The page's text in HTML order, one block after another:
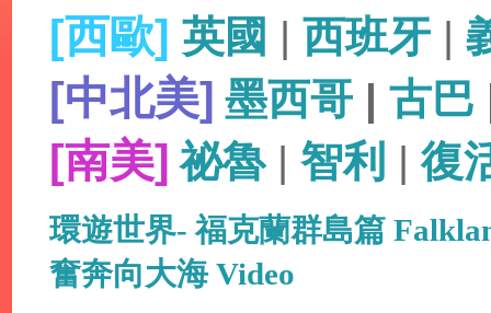
[西歐] 英國 | 西班牙 |
[中北美] 墨西哥 | 古巴
[南美] 祕魯| 智利 |復
環遊世界- 福克蘭群島篇
奮奔向大海 Video